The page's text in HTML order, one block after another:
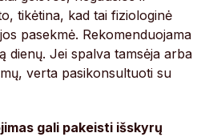
tikėtina, kad tai fiziologinė
pasekmė. Rekomenduojama
dienų. Jei spalva tamsėja arba
verta pasikonsultuoti su
gali pakeisti išskyrų